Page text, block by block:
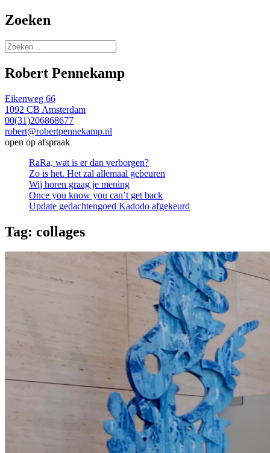
Zoeken
Zoeken
naar:
Robert Pennekamp
Eikenweg 66
1092 CB Amsterdam
00(31)206868677
robert@robertpennekamp.nl
open op afspraak
RaRa, wat is er dan verborgen?
Zo is het. Het zal allemaal gebeuren
Wij horen graag je mening
Once you know you can’t get back
Update gedachtengoed Kadodo afgekeurd
Tag: collages